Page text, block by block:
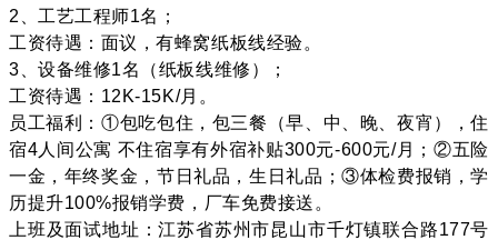
2、工艺工程师1名；
工资待遇：面议，有蜂窝纸板线经验。
3、设备维修1名（纸板线维修）；
工资待遇：12K-15K/月。
员工福利：①包吃包住，包三餐（早、中、晚、夜宵），住
宿4人间公寓 不住宿享有外宿补贴300元-600元/月；②五险
一金，年终奖金，节日礼品，生日礼品；③体检费报销，学
历提升100%报销学费，厂车免费接送。
上班及面试地址：江苏省苏州市昆山市千灯镇联合路177号